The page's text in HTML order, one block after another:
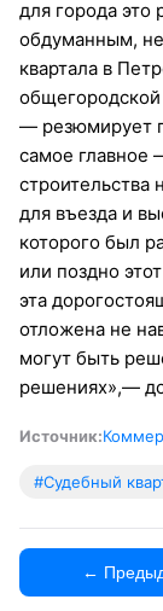
для города это
обдуманным,
квартала в
— резюмирует
самое главное
строительства
для въезда и
которого был
или поздно
эта
отложена не
могут быть
решениях»,—
Источник:
#Судебный
←